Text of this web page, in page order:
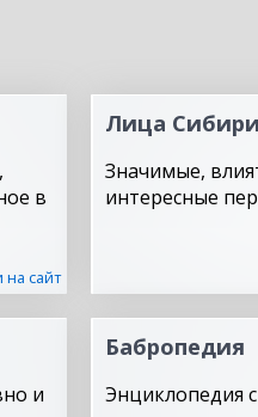
в
сайт
Лица Сибири
Значимые,
интересные
и
Бабропедия
Энциклопедия